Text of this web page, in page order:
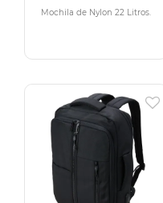
Mochila de Nylon 22 Litros.